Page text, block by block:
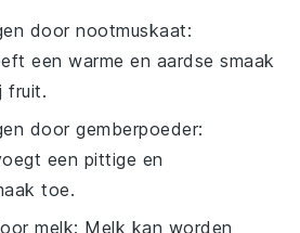
doornootmuskaat:
een warme en aardse smaak
fruit.
doorgemberpoeder:
een pittige en
toe.
melk: Melk kan worden